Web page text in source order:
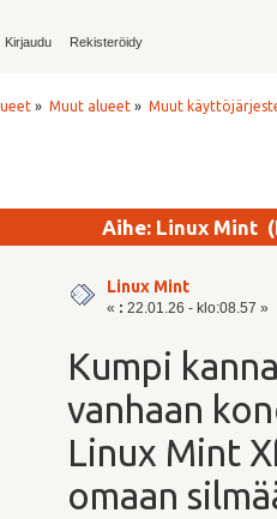
Kirjaudu Rekisteröidy
» Muut alueet» Muut
Aihe: Linux Mint
Linux Mint
« : 22.01.26 - klo:08.57 »
Kumpi
vanhaan
Linux Mint
omaan